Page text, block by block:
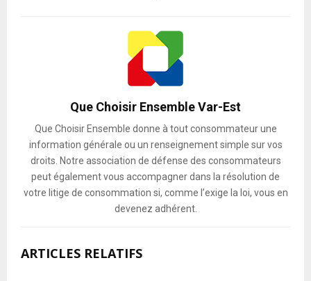
Que Choisir Ensemble Var-Est
Que Choisir Ensemble donne à tout consommateur une
information générale ou un renseignement simple sur vos
droits. Notre association de défense des consommateurs
peut également vous accompagner dans la résolution de
votre litige de consommation si, comme l’exige la loi, vous en
devenez adhérent.
ARTICLES RELATIFS